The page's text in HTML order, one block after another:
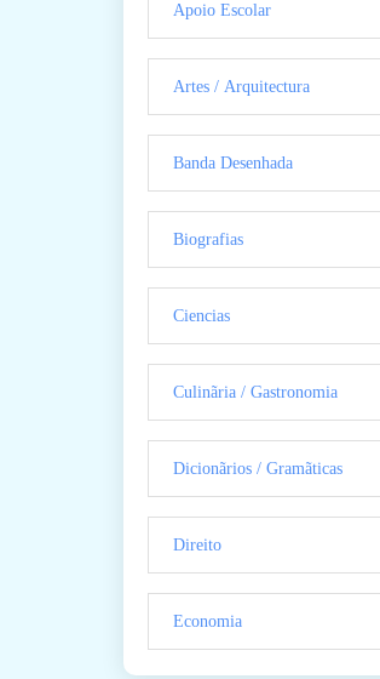
Apoio Escolar
Artes / Arquitectura
Banda Desenhada
Biografias
Ciencias
Culinãria / Gastronomia
Dicionãrios / Gramãticas
Direito
Economia